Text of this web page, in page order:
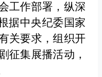
工作部署，纵深
据中央纪委国家
关要求，组织开
征集展播活动，